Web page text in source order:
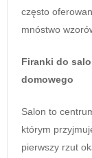
często
mnóstwo
Firanki do
domowego
Salon to
którym
pierwszy rzut